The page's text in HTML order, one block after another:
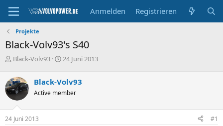
Anmelden Registrieren
Projekte
Black-Volv93's S40
E
s
t
e
l
l
e
Black-Volv93
E
t
e
l
24 Juni 2013
Black-Volv93
Active member
24 Juni 2013 #1